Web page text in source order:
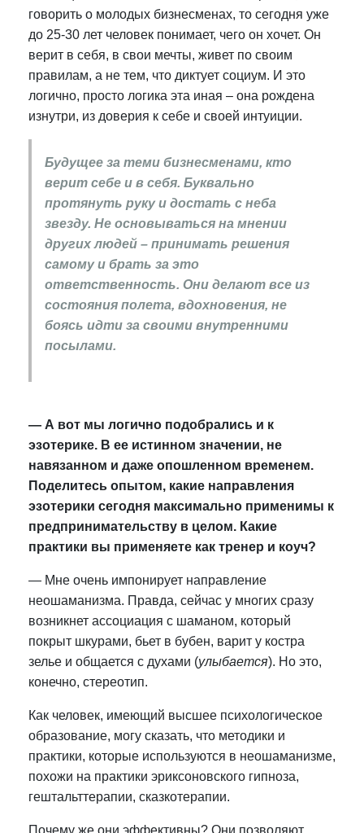
говорить о молодых бизнесменах, то сегодня уже
до 25-30 лет человек понимает, чего он хочет. Он
верит в себя, в свои мечты, живет по своим
правилам, а не тем, что диктует социум. И это
логично, просто логика эта иная – она рождена
изнутри, из доверия к себе и своей интуиции.
Будущее за теми бизнесменами, кто
верит себе и в себя. Буквально
протянуть руку и достать с неба
звезду. Не основываться на мнении
других людей – принимать решения
самому и брать за это
ответственность. Они делают все из
состояния полета, вдохновения, не
боясь идти за своими внутренними
посылами.
— А вот мы логично подобрались и к
эзотерике. В ее истинном значении, не
навязанном и даже опошленном временем.
Поделитесь опытом, какие направления
эзотерики сегодня максимально применимы к
предпринимательству в целом. Какие
практики вы применяете как тренер и коуч?
— Мне очень импонирует направление
неошаманизма. Правда, сейчас у многих сразу
возникнет ассоциация с шаманом, который
покрыт шкурами, бьет в бубен, варит у костра
зелье и общается с духами (улыбается). Но это,
конечно, стереотип.
Как человек, имеющий высшее психологическое
образование, могу сказать, что методики и
практики, которые используются в неошаманизме,
похожи на практики эриксоновского гипноза,
гештальттерапии, сказкотерапии.